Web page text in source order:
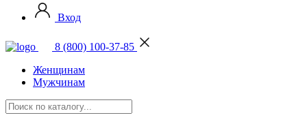
Вход
8 (800) 100-37-85
Женщинам
Мужчинам